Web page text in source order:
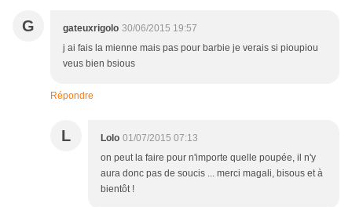
G gateuxrigolo 30/06/2015 19:57
j ai fais la mienne mais pas pour barbie je verais si pioupiou
veus bien bsious
Répondre
L Lolo 01/07/2015 07:13
on peut la faire pour n'importe quelle poupée, il n'y
aura donc pas de soucis ... merci magali, bisous et à
bientôt !